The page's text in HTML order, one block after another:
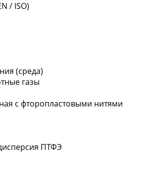
/ ISO)
(среда)
газы
с фторопластовыми нитями
ПТФЭ